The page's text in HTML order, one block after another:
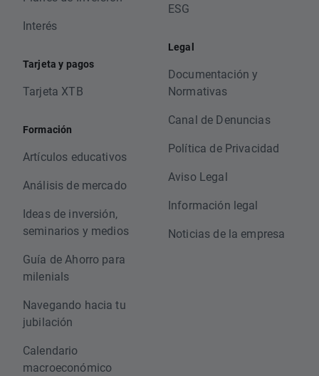
Interés
Tarjeta y pagos
Tarjeta XTB
Formación
Artículos educativos
Análisis de mercado
Ideas de inversión,
seminarios y medios
Guía de Ahorro para
milenials
Navegando hacia tu
jubilación
Calendario
macroeconómico
ESG
Legal
Documentación y
Normativas
Canal de Denuncias
Política de Privacidad
Aviso Legal
Información legal
Noticias de la empresa